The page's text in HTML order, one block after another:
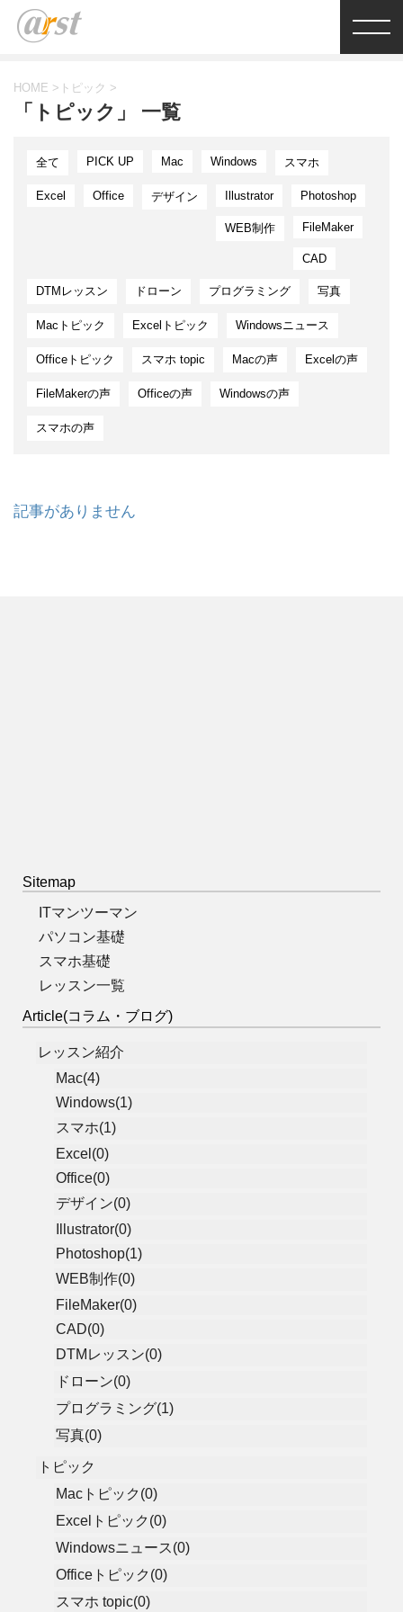
HOME > トピック >
「トピック」 一覧
全て PICK UP Mac Windows スマホ
Excel Office デザイン Illustrator Photoshop
WEB制作 FileMaker
CAD
DTMレッスン ドローン プログラミング 写真
Macトピック Excelトピック Windowsニュース
Officeトピック スマホ topic Macの声 Excelの声
FileMakerの声 Officeの声 Windowsの声
スマホの声
記事がありません
Sitemap
ITマンツーマン
パソコン基礎
スマホ基礎
レッスン一覧
Article(コラム・ブログ)
レッスン紹介
Mac(4)
Windows(1)
スマホ(1)
Excel(0)
Office(0)
デザイン(0)
Illustrator(0)
Photoshop(1)
WEB制作(0)
FileMaker(0)
CAD(0)
DTMレッスン(0)
ドローン(0)
プログラミング(1)
写真(0)
トピック
Macトピック(0)
Excelトピック(0)
Windowsニュース(0)
Officeトピック(0)
スマホ topic(0)